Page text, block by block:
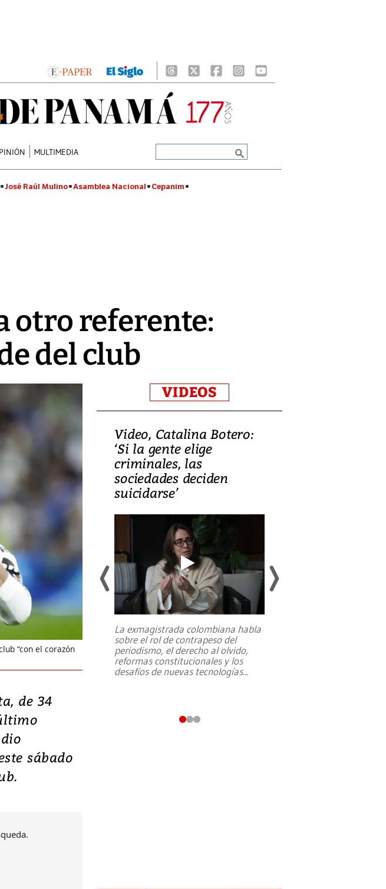
MULTIMEDIA
José Raúl Mulino Asamblea Nacional Cepanim
otro referente:
del club
“con el corazón
de 34
sábado
VIDEOS
Terremoto
graves
de magnitud
martes 28 de
de Kumamoto,
una
...
Video, Catalina Botero:
‘Si la gente elige
criminales, las
sociedades deciden
suicidarse’
La exmagistrada colombiana habla
sobre el rol de contrapeso del
periodismo, el derecho al olvido,
reformas constitucionales y los
desafíos de nuevas tecnologías...